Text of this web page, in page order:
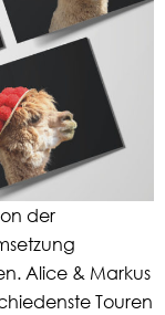
der
Alice & Markus
Touren